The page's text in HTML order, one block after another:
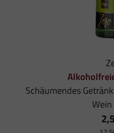
Schäumendes